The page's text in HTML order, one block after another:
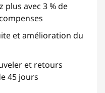
plus avec 3 % de
et amélioration du
et retours
45 jours